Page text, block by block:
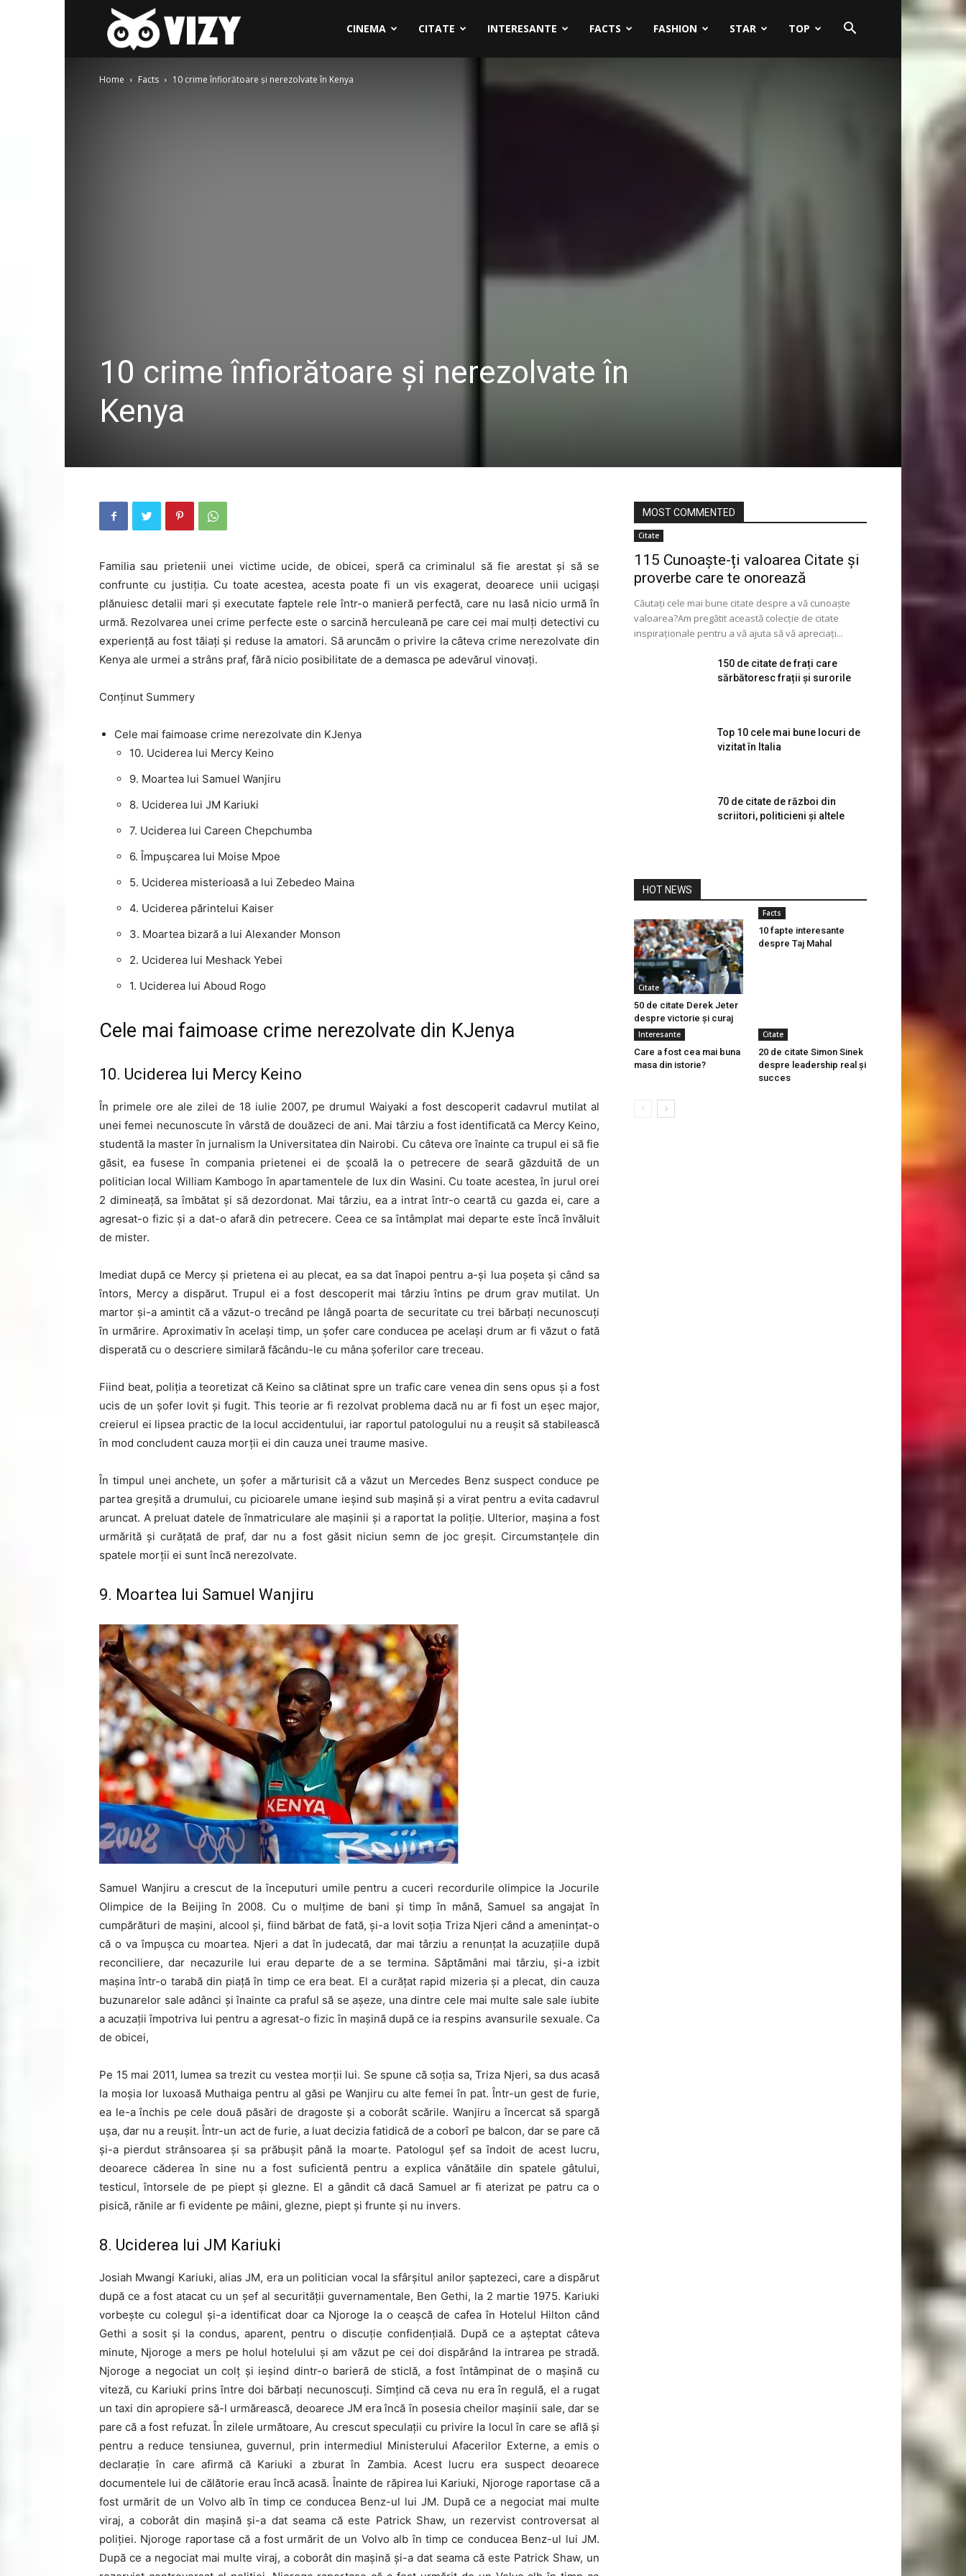
fest
CINEMA CITATE INTERESANTE FACTS FASHION STAR TOP
Home Facts 10 crime înfiorătoare și nerezolvate în Kenya
10 crime înfiorătoare și nerezolvate în
Kenya
Familia sau prietenii unei victime ucide, de obicei, speră ca criminalul să fie arestat și să se
confrunte cu justiția. Cu toate acestea, acesta poate fi un vis exagerat, deoarece unii ucigași
plănuiesc detalii mari și executate faptele rele într-o manieră perfectă, care nu lasă nicio urmă în
urmă. Rezolvarea unei crime perfecte este o sarcină herculeană pe care cei mai mulți detectivi cu
experiență au fost tăiați și reduse la amatori. Să aruncăm o privire la câteva crime nerezolvate din
Kenya ale urmei a strâns praf, fără nicio posibilitate de a demasca pe adevărul vinovați.
Conținut Summery
Cele mai faimoase crime nerezolvate din KJenya
10. Uciderea lui Mercy Keino
9. Moartea lui Samuel Wanjiru
8. Uciderea lui JM Kariuki
7. Uciderea lui Careen Chepchumba
6. Împușcarea lui Moise Mpoe
5. Uciderea misterioasă a lui Zebedeo Maina
4. Uciderea părintelui Kaiser
3. Moartea bizară a lui Alexander Monson
2. Uciderea lui Meshack Yebei
1. Uciderea lui Aboud Rogo
Cele mai faimoase crime nerezolvate din KJenya
10. Uciderea lui Mercy Keino
În primele ore ale zilei de 18 iulie 2007, pe drumul Waiyaki a fost descoperit cadavrul mutilat al
unei femei necunoscute în vârstă de douăzeci de ani. Mai târziu a fost identificată ca Mercy Keino,
studentă la master în jurnalism la Universitatea din Nairobi. Cu câteva ore înainte ca trupul ei să fie
găsit, ea fusese în compania prietenei ei de școală la o petrecere de seară găzduită de un
politician local William Kambogo în apartamentele de lux din Wasini. Cu toate acestea, în jurul orei
2 dimineață, sa îmbătat și să dezordonat. Mai târziu, ea a intrat într-o ceartă cu gazda ei, care a
agresat-o fizic și a dat-o afară din petrecere. Ceea ce sa întâmplat mai departe este încă învăluit
de mister.
Imediat după ce Mercy și prietena ei au plecat, ea sa dat înapoi pentru a-și lua poșeta și când sa
întors, Mercy a dispărut. Trupul ei a fost descoperit mai târziu întins pe drum grav mutilat. Un
martor și-a amintit că a văzut-o trecând pe lângă poarta de securitate cu trei bărbați necunoscuți
în urmărire. Aproximativ în același timp, un șofer care conducea pe același drum ar fi văzut o fată
disperată cu o descriere similară făcându-le cu mâna șoferilor care treceau.
Fiind beat, poliția a teoretizat că Keino sa clătinat spre un trafic care venea din sens opus și a fost
ucis de un șofer lovit și fugit. This teorie ar fi rezolvat problema dacă nu ar fi fost un eșec major,
creierul ei lipsea practic de la locul accidentului, iar raportul patologului nu a reușit să stabilească
în mod concludent cauza morții ei din cauza unei traume masive.
În timpul unei anchete, un șofer a mărturisit că a văzut un Mercedes Benz suspect conduce pe
partea greșită a drumului, cu picioarele umane ieșind sub mașină și a virat pentru a evita cadavrul
aruncat. A preluat datele de înmatriculare ale mașinii și a raportat la poliție. Ulterior, mașina a fost
urmărită și curățată de praf, dar nu a fost găsit niciun semn de joc greșit. Circumstanțele din
spatele morții ei sunt încă nerezolvate.
9. Moartea lui Samuel Wanjiru
Samuel Wanjiru a crescut de la începuturi umile pentru a cuceri recordurile olimpice la Jocurile
Olimpice de la Beijing în 2008. Cu o mulțime de bani și timp în mână, Samuel sa angajat în
cumpărături de mașini, alcool și, fiind bărbat de fată, și-a lovit soția Triza Njeri când a amenințat-o
că o va împușca cu moartea. Njeri a dat în judecată, dar mai târziu a renunțat la acuzațiile după
reconciliere, dar necazurile lui erau departe de a se termina. Săptămâni mai târziu, și-a izbit
mașina într-o tarabă din piață în timp ce era beat. El a curățat rapid mizeria și a plecat, din cauza
buzunarelor sale adânci și înainte ca praful să se așeze, una dintre cele mai multe sale sale iubite
a acuzații împotriva lui pentru a agresat-o fizic în mașină după ce ia respins avansurile sexuale. Ca
de obicei,
Pe 15 mai 2011, lumea sa trezit cu vestea morții lui. Se spune că soția sa, Triza Njeri, sa dus acasă
la moșia lor luxoasă Muthaiga pentru al găsi pe Wanjiru cu alte femei în pat. Într-un gest de furie,
ea le-a închis pe cele două păsări de dragoste și a coborât scările. Wanjiru a încercat să spargă
ușa, dar nu a reușit. Într-un act de furie, a luat decizia fatidică de a coborî pe balcon, dar se pare că
și-a pierdut strânsoarea și sa prăbușit până la moarte. Patologul șef sa îndoit de acest lucru,
deoarece căderea în sine nu a fost suficientă pentru a explica vânătăile din spatele gâtului,
testicul, întorsele de pe piept și glezne. El a gândit că dacă Samuel ar fi aterizat pe patru ca o
pisică, rănile ar fi evidente pe mâini, glezne, piept și frunte și nu invers.
8. Uciderea lui JM Kariuki
Josiah Mwangi Kariuki, alias JM, era un politician vocal la sfârșitul anilor șaptezeci, care a dispărut
după ce a fost atacat cu un șef al securității guvernamentale, Ben Gethi, la 2 martie 1975. Kariuki
vorbește cu colegul și-a identificat doar ca Njoroge la o ceașcă de cafea în Hotelul Hilton când
Gethi a sosit și la condus, aparent, pentru o discuție confidențială. După ce a așteptat câteva
minute, Njoroge a mers pe holul hotelului și am văzut pe cei doi dispărând la intrarea pe stradă.
Njoroge a negociat un colț și ieșind dintr-o barieră de sticlă, a fost întâmpinat de o mașină cu
viteză, cu Kariuki prins între doi bărbați necunoscuți. Simțind că ceva nu era în regulă, el a rugat
un taxi din apropiere să-l urmărească, deoarece JM era încă în posesia cheilor mașinii sale, dar se
pare că a fost refuzat. În zilele următoare, Au crescut speculații cu privire la locul în care se află și
pentru a reduce tensiunea, guvernul, prin intermediul Ministerului Afacerilor Externe, a emis o
declarație în care afirmă că Kariuki a zburat în Zambia. Acest lucru era suspect deoarece
documentele lui de călătorie erau încă acasă. Înainte de răpirea lui Kariuki, Njoroge raportase că a
fost urmărit de un Volvo alb în timp ce conducea Benz-ul lui JM. După ce a negociat mai multe
viraj, a coborât din mașină și-a dat seama că este Patrick Shaw, un rezervist controversat al
poliției. Njoroge raportase că a fost urmărit de un Volvo alb în timp ce conducea Benz-ul lui JM.
După ce a negociat mai multe viraj, a coborât din mașină și-a dat seama că este Patrick Shaw, un
MOST COMMENTED
Citate
115 Cunoaște-ți valoarea Citate și
proverbe care te onorează
Căutați cele mai bune citate despre a vă cunoaște
valoarea?Am pregătit această colecție de citate
inspiraționale pentru a vă ajuta să vă apreciați...
150 de citate de frați care
sărbătoresc frații și surorile
Top 10 cele mai bune locuri de
vizitat în Italia
70 de citate de război din
scriitori, politicieni și altele
HOT NEWS
Citate
50 de citate Derek Jeter
despre victorie și curaj
Facts
10 fapte interesante
despre Taj Mahal
Interesante
Care a fost cea mai buna
masa din istorie?
Citate
20 de citate Simon Sinek
despre leadership real și
succes